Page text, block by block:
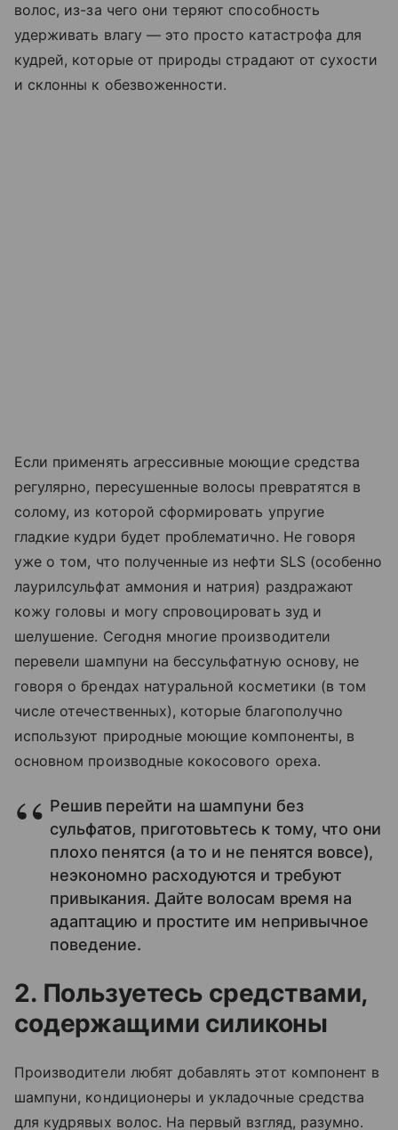
волос, из-за чего они теряют способность
удерживать влагу — это просто катастрофа для
кудрей, которые от природы страдают от сухости
и склонны к обезвоженности.
Если применять агрессивные моющие средства
регулярно, пересушенные волосы превратятся в
солому, из которой сформировать упругие
гладкие кудри будет проблематично. Не говоря
уже о том, что полученные из нефти SLS (особенно
лаурилсульфат аммония и натрия) раздражают
кожу головы и могу спровоцировать зуд и
шелушение. Сегодня многие производители
перевели шампуни на бессульфатную основу, не
говоря о брендах натуральной косметики (в том
числе отечественных), которые благополучно
используют природные моющие компоненты, в
основном производные кокосового ореха.
Решив перейти на шампуни без
сульфатов, приготовьтесь к тому, что они
плохо пенятся (а то и не пенятся вовсе),
неэкономно расходуются и требуют
привыкания. Дайте волосам время на
адаптацию и простите им непривычное
поведение.
2. Пользуетесь средствами,
содержащими силиконы
Производители любят добавлять этот компонент в
шампуни, кондиционеры и укладочные средства
для кудрявых волос. На первый взгляд, разумно.